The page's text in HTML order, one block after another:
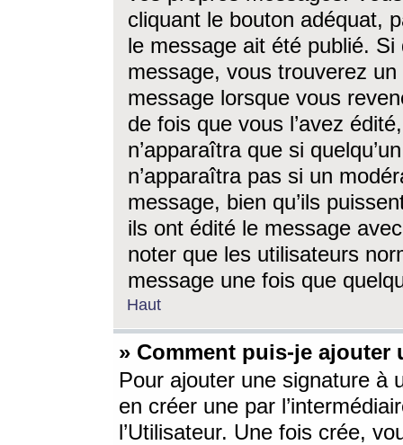
cliquant le bouton adéquat,
le message ait été publié. Si
message, vous trouverez
message lorsque vous
de fois que vous l’avez
n’apparaîtra que si
n’apparaîtra pas si un
message, bien qu’ils
ils ont édité le message
noter que les utilisateurs
message une fois que
Haut
» Comment puis-je ajouter
Pour ajouter une signature à
en créer une par
l’Utilisateur. Une fois crée,